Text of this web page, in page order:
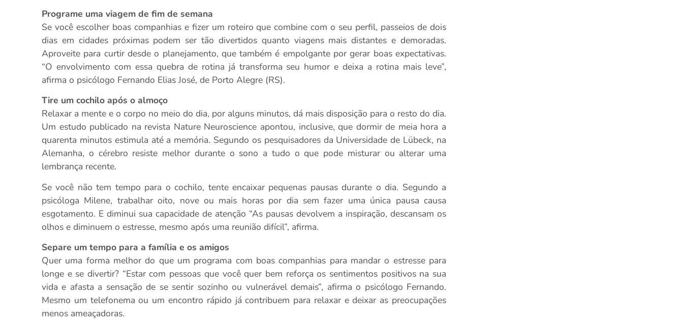
Programe uma viagem de fim de semana
Se você escolher boas companhias e fizer um roteiro que combine com o seu perfil, passeios de dois
dias em cidades próximas podem ser tão divertidos quanto viagens mais distantes e demoradas.
Aproveite para curtir desde o planejamento, que também é empolgante por gerar boas expectativas.
“O envolvimento com essa quebra de rotina já transforma seu humor e deixa a rotina mais leve”,
afirma o psicólogo Fernando Elias José, de Porto Alegre (RS).
Tire um cochilo após o almoço
Relaxar a mente e o corpo no meio do dia, por alguns minutos, dá mais disposição para o resto do dia.
Um estudo publicado na revista Nature Neuroscience apontou, inclusive, que dormir de meia hora a
quarenta minutos estimula até a memória. Segundo os pesquisadores da Universidade de Lübeck, na
Alemanha, o cérebro resiste melhor durante o sono a tudo o que pode misturar ou alterar uma
lembrança recente.
Se você não tem tempo para o cochilo, tente encaixar pequenas pausas durante o dia. Segundo a
psicóloga Milene, trabalhar oito, nove ou mais horas por dia sem fazer uma única pausa causa
esgotamento. E diminui sua capacidade de atenção “As pausas devolvem a inspiração, descansam os
olhos e diminuem o estresse, mesmo após uma reunião difícil”, afirma.
Separe um tempo para a família e os amigos
Quer uma forma melhor do que um programa com boas companhias para mandar o estresse para
longe e se divertir? “Estar com pessoas que você quer bem reforça os sentimentos positivos na sua
vida e afasta a sensação de se sentir sozinho ou vulnerável demais”, afirma o psicólogo Fernando.
Mesmo um telefonema ou um encontro rápido já contribuem para relaxar e deixar as preocupações
menos ameaçadoras.